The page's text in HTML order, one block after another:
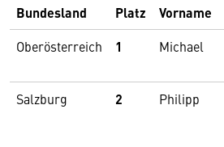
Bundesland Platz Vorname
Oberösterreich 1 Michael
Salzburg
2 Philipp